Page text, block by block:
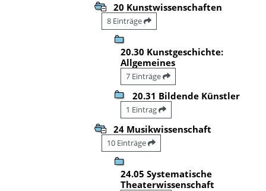
20 Kunstwissenschaften
8 Einträge
20.30 Kunstgeschichte:
Allgemeines
7 Einträge
20.31 Bildende Künstler
1 Eintrag
24 Musikwissenschaft
10 Einträge
24.05 Systematische
Theaterwissenschaft